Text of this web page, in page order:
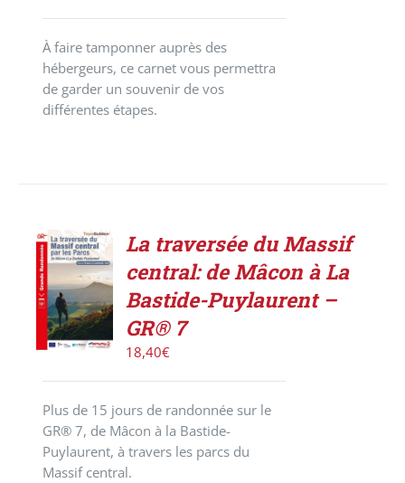
À faire tamponner auprès des
hébergeurs, ce carnet vous permettra
de garder un souvenir de vos
différentes étapes.
AJOUTER
AU
PANIER
/
DÉTAILS
La traversée du Massif
central: de Mâcon à La
Bastide-Puylaurent –
GR® 7
18,40€
Plus de 15 jours de randonnée sur le
GR® 7, de Mâcon à la Bastide-
Puylaurent, à travers les parcs du
Massif central.